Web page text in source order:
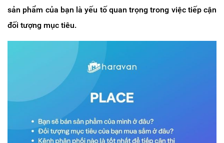
sản phẩm của bạn là yếu tố quan trọng trong việc tiếp cận
đối tượng mục tiêu.